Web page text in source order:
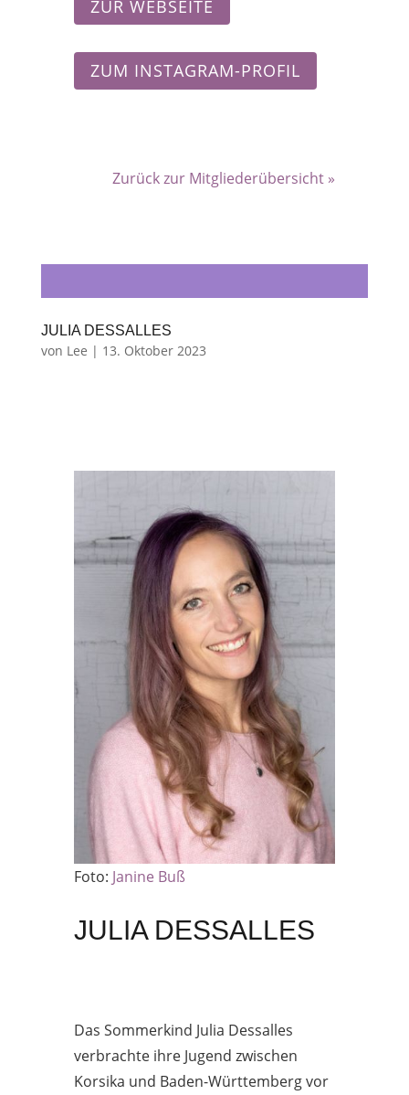
ZUR WEBSEITE
ZUM INSTAGRAM-PROFIL
Zurück zur Mitgliederübersicht »
JULIA DESSALLES
von Lee | 13. Oktober 2023
Foto: Janine Buß
JULIA DESSALLES
Das Sommerkind Julia Dessalles
verbrachte ihre Jugend zwischen
Korsika und Baden-Württemberg vor